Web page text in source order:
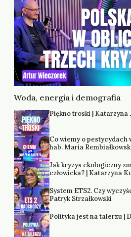
Woda, energia i demografia
Piękno troski | Katarzyna
Co wiemy o pestycydach
hab. Maria
Jak kryzys ekologiczny
człowieka? | Katarzyna
System ETS2. Czy
Patryk Strzałkowski
Polityka jest na talerzu |